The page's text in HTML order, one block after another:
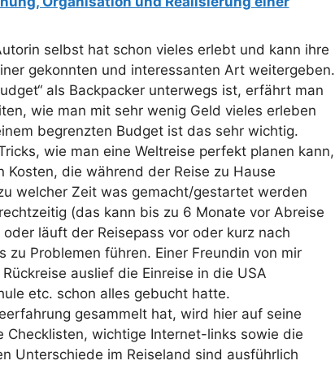
selbst hat schon vieles erlebt und kann ihre
gekonnten und interessanten Art weitergeben.
als Backpacker unterwegs ist, erfährt man
wie man mit sehr wenig Geld vieles erleben
begrenzten Budget ist das sehr wichtig.
wie man eine Weltreise perfekt planen kann,
Kosten, die während der Reise zu Hause
welcher Zeit was gemacht/gestartet werden
(das kann bis zu 6 Monate vor Abreise
läuft der Reisepass vor oder kurz nach
zu Problemen führen. Einer Freundin von mir
auslief die Einreise in die USA
etc. schon alles gebucht hatte.
gesammelt hat, wird hier auf seine
Checklisten, wichtige Internet-links sowie die
Unterschiede im Reiseland sind ausführlich